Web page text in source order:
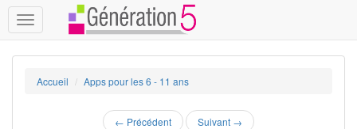
Toggle
navigation
Accueil Apps pour les 6 - 11 ans
← Précédent Suivant →